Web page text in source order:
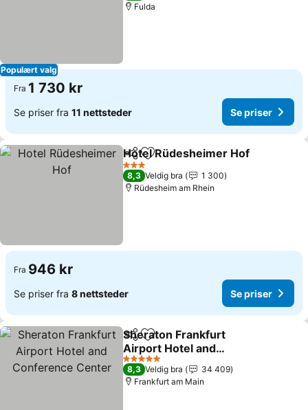
Populært valg
Fulda
Fra 1 730 kr
Se priser fra 11 nettsteder Se priser
Del Legg til i favoritter
Hotel Rüdesheimer Hof
3 Stjerner
8,3 Veldig bra
1 300
Rüdesheim am Rhein
Fra 946 kr
Se priser fra 8 nettsteder Se priser
Del Legg til i favoritter
Sheraton Frankfurt
Airport Hotel and
Conference Center
5 Stjerner
8,3 Veldig bra
34 409
Frankfurt am Main